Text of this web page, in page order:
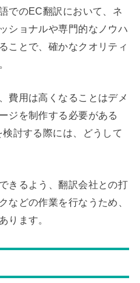
でのEC翻訳において、ネ
ショナルや専門的なノウハ
ことで、確かなクオリティ
費用は高くなることはデメ
ジを制作する必要がある
討する際には、どうして
きるよう、翻訳会社との打
などの作業を行なうため、
ります。